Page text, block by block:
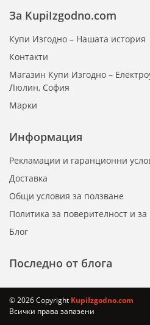
Информация
Рекламации и гаранционни
Доставка
Общи условия за ползване
Политика за поверителност и
Блог
За KupiIzgodno.com
Купи Изгодно – Нашата история
Контакти
Магазин Купи Изгодно –
Люлин, София
Марки
Последно от блога
© 2026 Copyright KupiIzgodno.com
Всички права запазени